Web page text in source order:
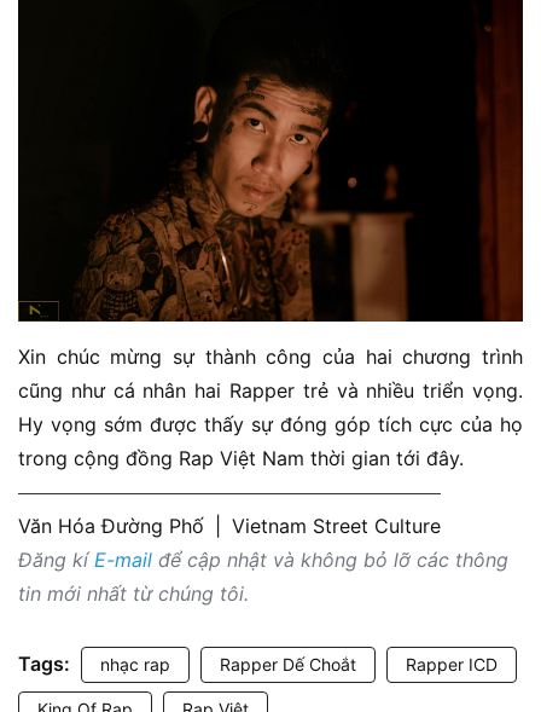
Xin chúc mừng sự thành công của hai chương trình
cũng như cá nhân hai Rapper trẻ và nhiều triển vọng.
Hy vọng sớm được thấy sự đóng góp tích cực của họ
trong cộng đồng Rap Việt Nam thời gian tới đây.
Văn Hóa Đường Phố
Vietnam Street Culture
Đăng kí E-mail để cập nhật và không bỏ lỡ các thông
tin mới nhất từ chúng tôi.
Tags: nhạc rap Rapper Dế Choắt Rapper ICD